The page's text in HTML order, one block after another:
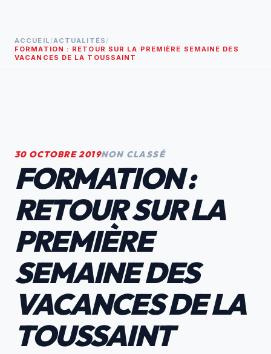
ACCUEIL /ACTUALITÉS /
FORMATION : RETOUR SUR LA PREMIÈRE SEMAINE DES
VACANCES DE LA TOUSSAINT
30 OCTOBRE 2019NON CLASSÉ
FORMATION :
RETOUR SUR LA
PREMIÈRE
SEMAINE DES
VACANCES DE LA
TOUSSAINT